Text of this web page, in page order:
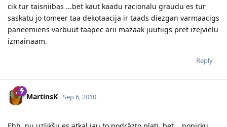
cik tur taisniibas ...bet kaut kaadu racionalu graudu es tur
saskatu jo tomeer taa dekotaacija ir taads diezgan varmaacigs
paneemiens varbuut taapec arii mazaak juutiigs pret izejvielu
izmainaam.
Reply
MartinsK Sep 6, 2010